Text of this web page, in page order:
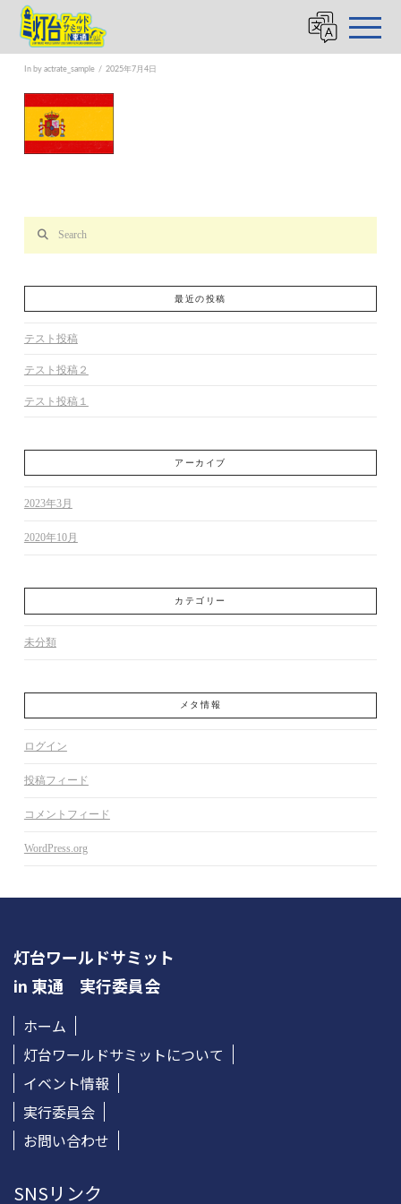
translation-item5
In by actrate_sample 2025年7月4日
最近の投稿
テスト投稿
テスト投稿２
テスト投稿１
アーカイブ
2023年3月
2020年10月
カテゴリー
未分類
メタ情報
ログイン
投稿フィード
コメントフィード
WordPress.org
灯台ワールドサミット
in 東通 実行委員会
ホーム
灯台ワールドサミットについて
イベント情報
実行委員会
お問い合わせ
SNSリンク